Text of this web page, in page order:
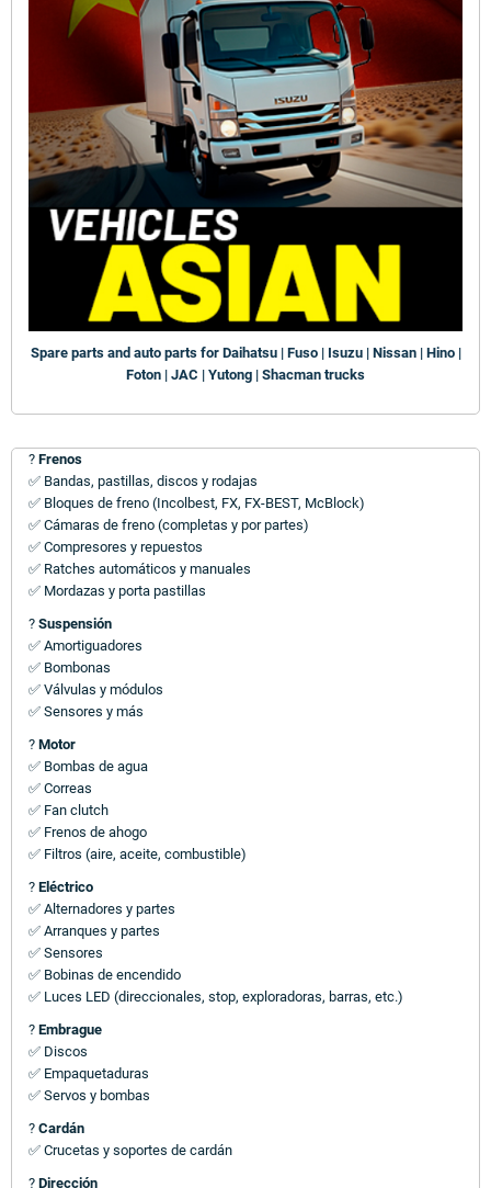
Spare parts and auto parts for Daihatsu | Fuso | Isuzu | Nissan | Hino |
Foton | JAC | Yutong | Shacman trucks
? Frenos
✅ Bandas, pastillas, discos y rodajas
✅ Bloques de freno (Incolbest, FX, FX-BEST, McBlock)
✅ Cámaras de freno (completas y por partes)
✅ Compresores y repuestos
✅ Ratches automáticos y manuales
✅ Mordazas y porta pastillas
? Suspensión
✅ Amortiguadores
✅ Bombonas
✅ Válvulas y módulos
✅ Sensores y más
? Motor
✅ Bombas de agua
✅ Correas
✅ Fan clutch
✅ Frenos de ahogo
✅ Filtros (aire, aceite, combustible)
? Eléctrico
✅ Alternadores y partes
✅ Arranques y partes
✅ Sensores
✅ Bobinas de encendido
✅ Luces LED (direccionales, stop, exploradoras, barras, etc.)
? Embrague
✅ Discos
✅ Empaquetaduras
✅ Servos y bombas
? Cardán
✅ Crucetas y soportes de cardán
? Dirección